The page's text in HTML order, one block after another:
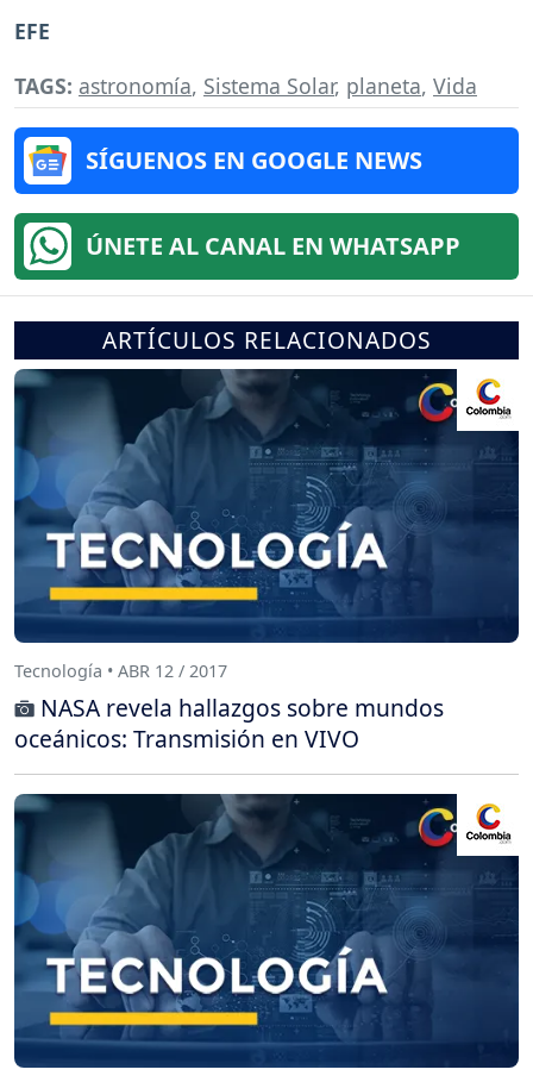
EFE
TAGS: astronomía, Sistema Solar, planeta, Vida
SÍGUENOS EN GOOGLE NEWS
ÚNETE AL CANAL EN WHATSAPP
ARTÍCULOS RELACIONADOS
Tecnología • ABR 12 / 2017
NASA revela hallazgos sobre mundos
oceánicos: Transmisión en VIVO